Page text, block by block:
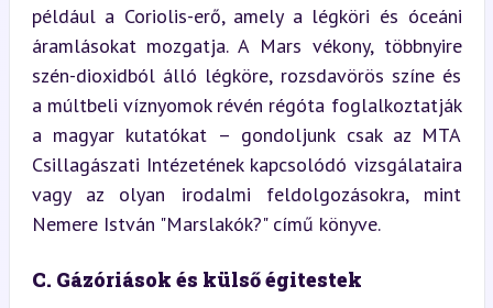
például a Coriolis-erő, amely a légköri és óceáni
áramlásokat mozgatja. A Mars vékony, többnyire
szén-dioxidból álló légköre, rozsdavörös színe és
a múltbeli víznyomok révén régóta foglalkoztatják
a magyar kutatókat – gondoljunk csak az MTA
Csillagászati Intézetének kapcsolódó vizsgálataira
vagy az olyan irodalmi feldolgozásokra, mint
Nemere István "Marslakók?" című könyve.
C. Gázóriások és külső égitestek